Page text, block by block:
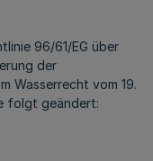
96/61/EG über
der
Wasserrecht vom 19.
folgt geändert: